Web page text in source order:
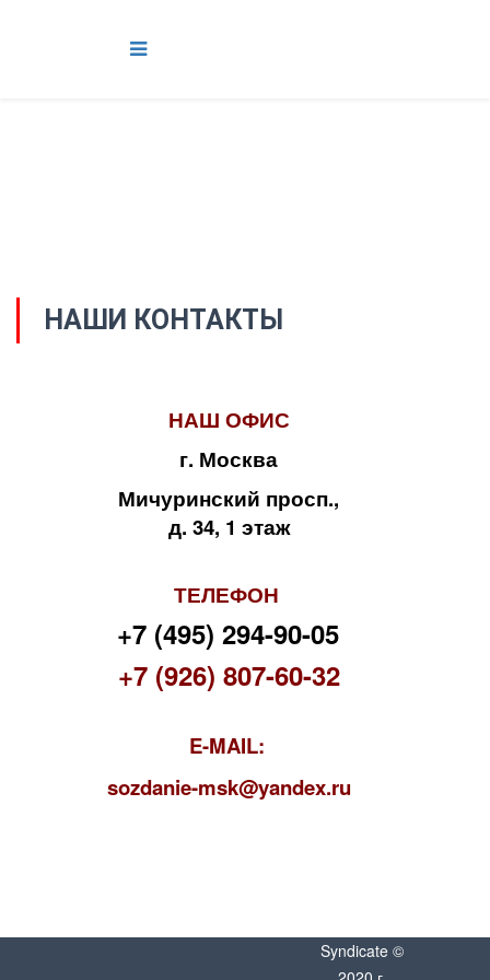
НАШИ КОНТАКТЫ
НАШ ОФИС
г. Москва
Мичуринский просп.,
д. 34, 1 этаж
ТЕЛЕФОН
+7 (495) 294-90-05
+7 (926) 807-60-32
E-MAIL:
sozdanie-msk@yandex.ru
Syndicate ©